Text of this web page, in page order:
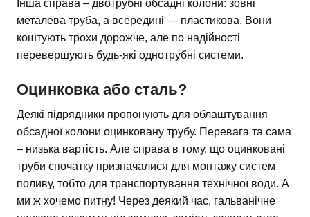
Інша справа – двотрубні обсадні колони: зовні
металева труба, а всередині — пластикова. Вони
коштують трохи дорожче, але по надійності
перевершують будь-які однотрубні системи.
Оцинковка або сталь?
Деякі підрядники пропонують для облаштування
обсадної колони оцинковану трубу. Перевага та сама
– низька вартість. Але справа в тому, що оцинковані
труби спочатку призначалися для монтажу систем
поливу, тобто для транспортування технічної води. А
ми ж хочемо питну! Через деякий час, гальванічне